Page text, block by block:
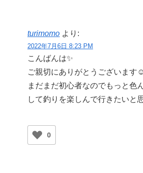
turimomo より:
2022年7月6日 8:23 PM
こんばんは✨
ご親切にありがとうございます
まだまだ初心者なのでもっと色
して釣りを楽しんで行きたいと
0